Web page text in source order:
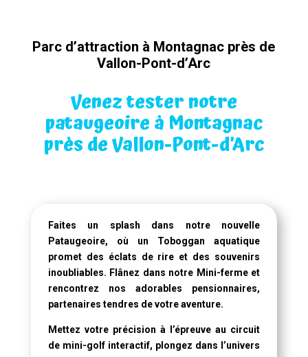
Parc d’attraction à Montagnac près de
Vallon-Pont-d’Arc
Venez tester notre
pataugeoire à Montagnac
près de Vallon-Pont-d’Arc
Faites un splash dans notre nouvelle
Pataugeoire, où un Toboggan aquatique
promet des éclats de rire et des souvenirs
inoubliables. Flânez dans notre Mini-ferme et
rencontrez nos adorables pensionnaires,
partenaires tendres de votre aventure.
Mettez votre précision à l’épreuve au circuit
de mini-golf interactif, plongez dans l’univers